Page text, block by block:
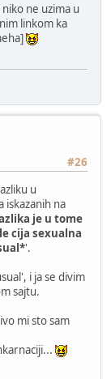
ne uzima u
linkom ka
#26
u
iskazanih na
je u tome
cija sexualna
'.
i ja se divim
sajtu.
mi sto sam